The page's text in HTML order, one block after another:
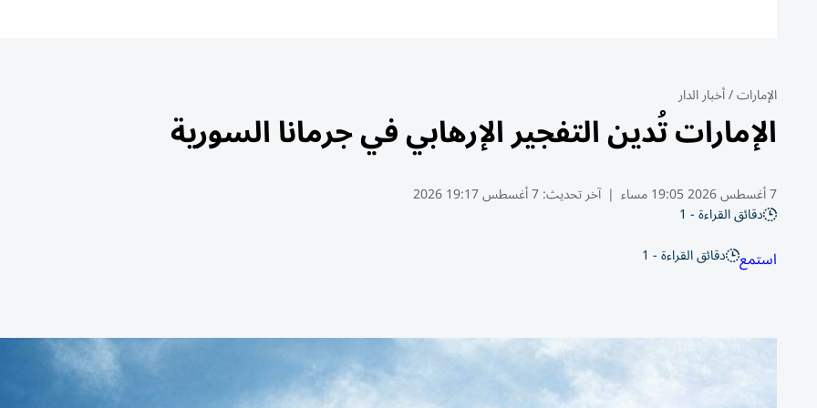
الإمارات/أخبار الدار
الإمارات تُدين التفجير الإرهابي في جرمانا السورية
7 أغسطس 2026 19:05 مساء | آخر تحديث:7 أغسطس 19:17 2026
دقائق القراءة - 1
استمع دقائق القراءة - 1